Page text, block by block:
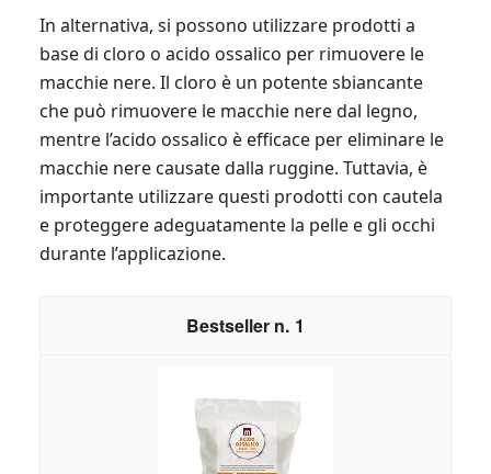
In alternativa, si possono utilizzare prodotti a
base di cloro o acido ossalico per rimuovere le
macchie nere. Il cloro è un potente sbiancante
che può rimuovere le macchie nere dal legno,
mentre l’acido ossalico è efficace per eliminare le
macchie nere causate dalla ruggine. Tuttavia, è
importante utilizzare questi prodotti con cautela
e proteggere adeguatamente la pelle e gli occhi
durante l’applicazione.
1